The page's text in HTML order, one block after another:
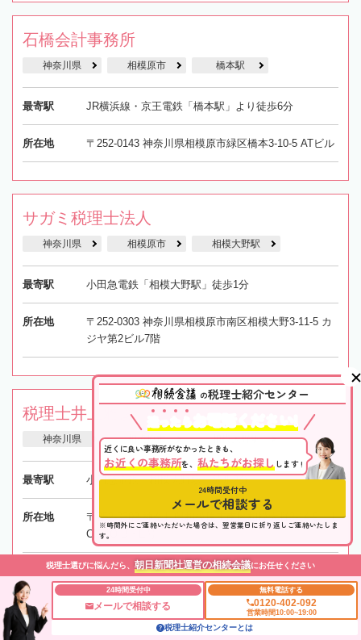
石橋会計事務所
神奈川県 相模原市 橋本駅
最寄駅 JR横浜線・京王電鉄「橋本駅」より徒歩6分
所在地 〒252-0143 神奈川県相模原市緑区橋本3-10-5 ATビル
サガミ税理士法人
神奈川県 相模原市 相模大野駅
最寄駅 小田急電鉄「相模大野駅」徒歩1分
所在地
〒252-0303 神奈川県相模原市南区相模大野3-11-5 カ
ジヤ第2ビル7階
税理士井上雅彦事務所
神奈川県 相模原市 相模大野駅
最寄駅 小田急電鉄「相模大野駅」徒歩2分
所在地
〒252-0303 神奈川県相模原市南区相模大野3-14-9 IL
CIELO B・E号
五十嵐雅史税理士事務所
相模原市
税理士選びに悩んだら、 朝日新聞社運営の相続会議にお任せください
24時間受付中
メールで相談する
無料電話する
0120-402-092
営業時間10:00~19:00
税理士紹介センターとは
の税理士紹介センター
ったら
近くに良い事務所がなかったときも、
お近くの事務所を、 私たちがお探しします !
24時間受付中
メールで相談する
※時間外にご連絡いただいた場合は、翌営業日に折り返しご連絡いたしま
す。